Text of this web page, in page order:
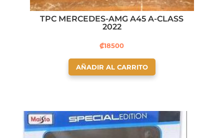
TPC MERCEDES-AMG A45 A-CLASS
2022
₡18500
AÑADIR AL CARRITO